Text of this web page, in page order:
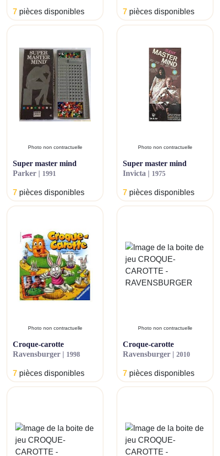
7pièces disponibles 7pièces disponibles
Photo non contractuelle
super master mind
parker | 1991
7pièces disponibles
Photo non contractuelle
super master mind
invicta | 1975
7pièces disponibles
Photo non contractuelle
croque-carotte
ravensburger | 1998
7pièces disponibles
Photo non contractuelle
croque-carotte
ravensburger | 2010
7pièces disponibles